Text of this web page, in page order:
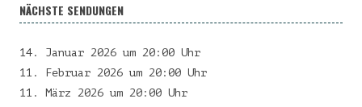
NÄCHSTE SENDUNGEN
14. Januar 2026 um 20:00 Uhr
11. Februar 2026 um 20:00 Uhr
11. März 2026 um 20:00 Uhr